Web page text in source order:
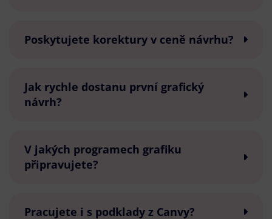
Poskytujete korektury v ceně návrhu?
Jak rychle dostanu první grafický
návrh?
V jakých programech grafiku
připravujete?
Pracujete i s podklady z Canvy?